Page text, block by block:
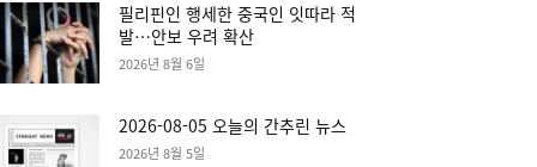
필리핀인 행세한 중국인 잇따라 적
발…안보 우려 확산
2026년 8월 6일
2026-08-05 오늘의 간추린 뉴스
2026년 8월 5일